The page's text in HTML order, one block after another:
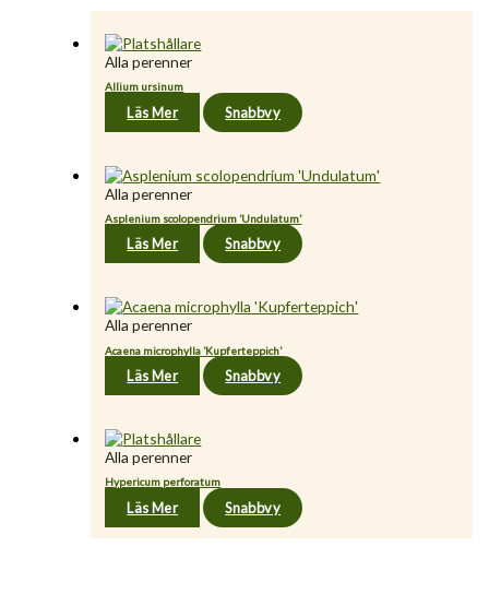
Alla perenner
Allium ursinum
Läs Mer Snabbvy
Alla perenner
Asplenium scolopendrium ’Undulatum’
Läs Mer Snabbvy
Alla perenner
Acaena microphylla ’Kupferteppich’
Läs Mer Snabbvy
Alla perenner
Hypericum perforatum
Läs Mer Snabbvy